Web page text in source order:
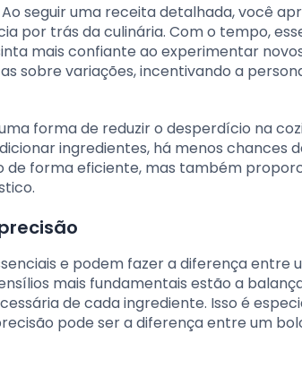
seguir uma receita detalhada, você
por trás da culinária. Com o tempo,
mais confiante ao experimentar
sobre variações, incentivando a
forma de reduzir o desperdício na
ingredientes, há menos chances
de forma eficiente, mas também
e podem fazer a diferença entre
mais fundamentais estão a
de cada ingrediente. Isso é
pode ser a diferença entre um